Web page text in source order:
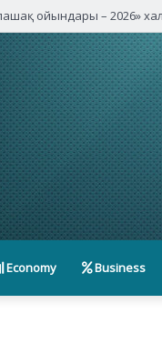
жетекші
Economy Business